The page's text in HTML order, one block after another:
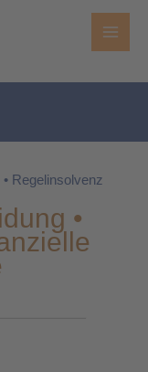
Regelinsolvenz
•